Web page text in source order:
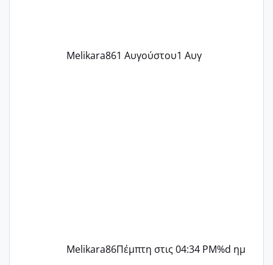
Melikara861 Αυγούστου1 Αυγ
Melikara86Πέμπτη στις 04:34 PM%d ημ